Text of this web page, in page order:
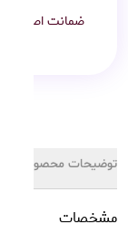
ضمانت اصالت کالا
توضیحات محصول
مشخصات